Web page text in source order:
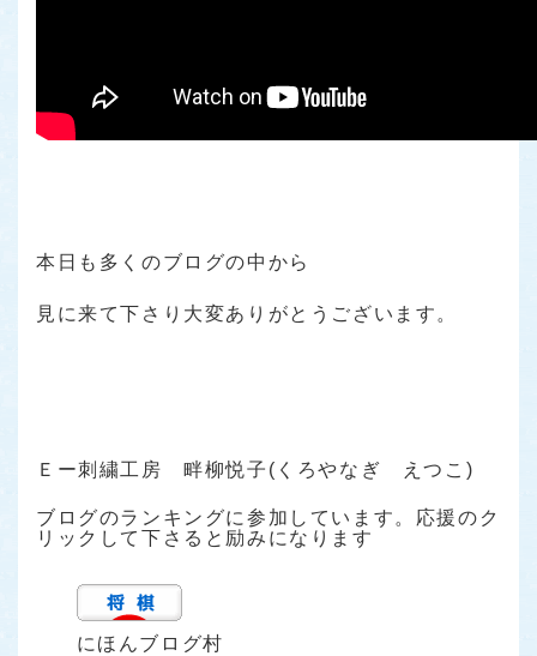
本日も多くのブログの中から
見に来て下さり大変ありがとうございます。
Ｅー刺繍工房 畔柳悦子(くろやなぎ えつこ)
ブログのランキングに参加しています。応援のク
リックして下さると励みになります
にほんブログ村